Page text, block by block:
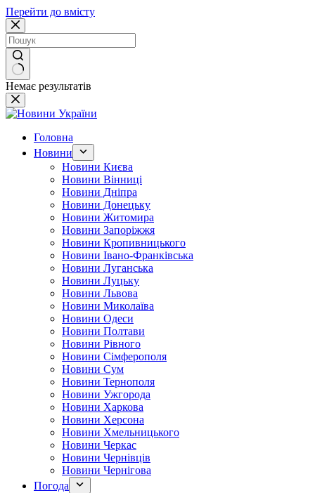
Перейти до вмісту
Немає результатів
Головна
Новини
Новини Києва
Новини Вінниці
Новини Дніпра
Новини Донецьку
Новини Житомира
Новини Запоріжжя
Новини Кропивницького
Новини Івано-Франківська
Новини Луганська
Новини Луцьку
Новини Львова
Новини Миколаїва
Новини Одеси
Новини Полтави
Новини Рівного
Новини Сімферополя
Новини Сум
Новини Тернополя
Новини Ужгорода
Новини Харкова
Новини Херсона
Новини Хмельницького
Новини Черкас
Новини Чернівців
Новини Чернігова
Погода